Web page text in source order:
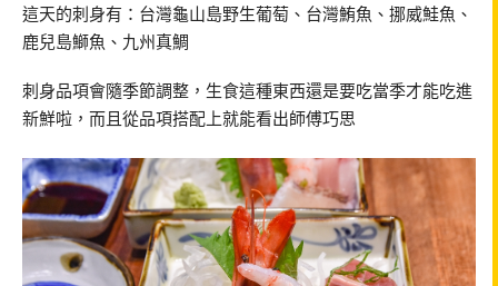
這天的刺身有：台灣龜山島野生葡萄、台灣鮪魚、挪威鮭魚、
鹿兒島鰤魚、九州真鯛
刺身品項會隨季節調整，生食這種東西還是要吃當季才能吃進
新鮮啦，而且從品項搭配上就能看出師傅巧思